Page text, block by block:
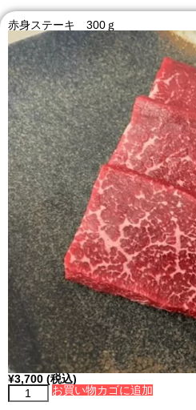
赤身ステーキ 300ｇ
¥3,700 (税込)
お買い物カゴに追加